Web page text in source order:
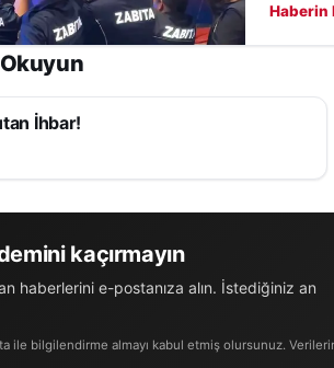
Haberin
İhbar!
kaçırmayın
haberlerini e-postanıza alın. İstediğiniz an
ile bilgilendirme almayı kabul etmiş olursunuz.